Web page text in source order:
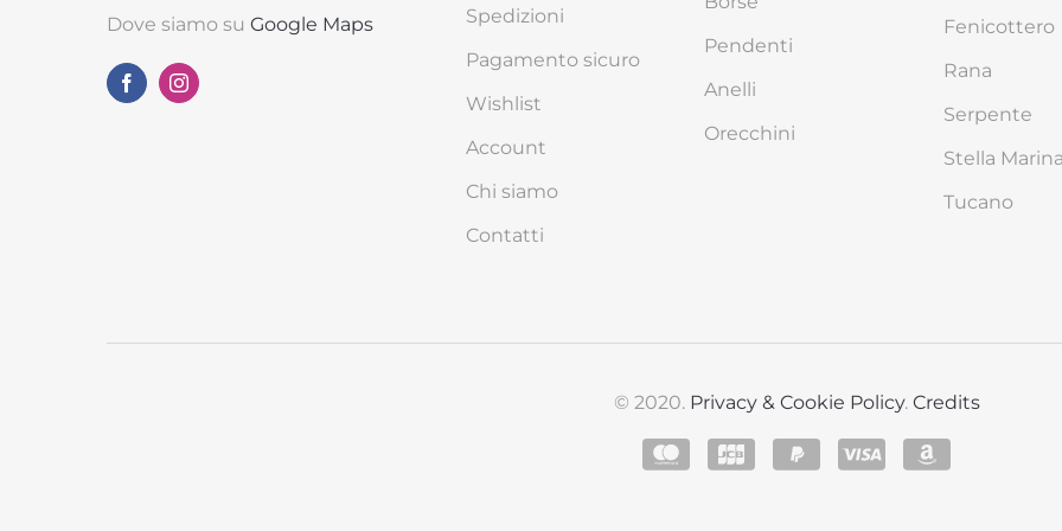
Dove siamo su Google Maps
Spedizioni
Pagamento sicuro
Wishlist
Account
Chi siamo
Contatti
Pendenti
Anelli
Orecchini
Fenicottero
Rana
Serpente
Stella
Tucano
© 2020. Privacy & Cookie Policy. Credits